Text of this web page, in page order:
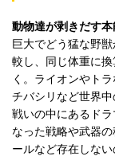
動物達が剥きだす
巨大でどう猛な野
較し、同じ体重に
く。ライオンやト
チバシリなど世界中
戦いの中にあるド
なった戦略や武器
ールなど存在しない